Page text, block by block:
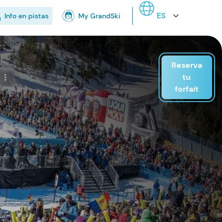
Info en pistas My GrandSki Select your language
Reserva
tu
forfait